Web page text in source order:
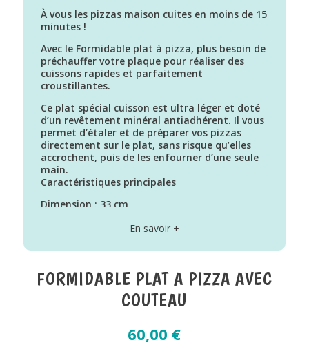
À vous les pizzas maison cuites en moins de 15
minutes !
Avec le Formidable plat à pizza, plus besoin de
préchauffer votre plaque pour réaliser des
cuissons rapides et parfaitement
croustillantes.
Ce plat spécial cuisson est ultra léger et doté
d’un revêtement minéral antiadhérent. Il vous
permet d’étaler et de préparer vos pizzas
directement sur le plat, sans risque qu’elles
accrochent, puis de les enfourner d’une seule
main.
Caractéristiques principales
Dimension : 33 cm
Revêtement antiadhérent sans PFAS
Cuisson sans matière grasse
Compatible au four uniquement, jusqu’à
Le pack contient :
Le coupe-pizza anti-rayures en bois de hêtre
Un livret de 23 recettes sucrées et salées
En savoir +
FORMIDABLE PLAT A PIZZA AVEC
COUTEAU
60,00 €